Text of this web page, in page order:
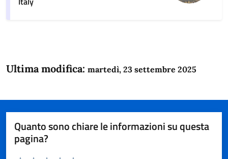
Ultima modifica: martedì, 23 settembre 2025
Quanto sono chiare le informazioni su questa
pagina?